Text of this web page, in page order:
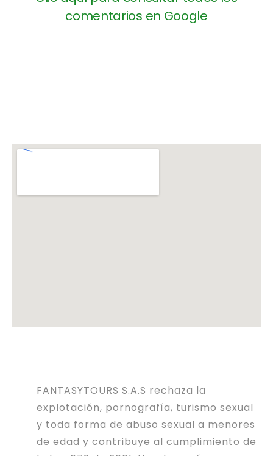
comentarios en Google
FANTASYTOURS S.A.S rechaza la
explotación, pornografía, turismo sexual
y toda forma de abuso sexual a menores
de edad y contribuye al cumplimiento de